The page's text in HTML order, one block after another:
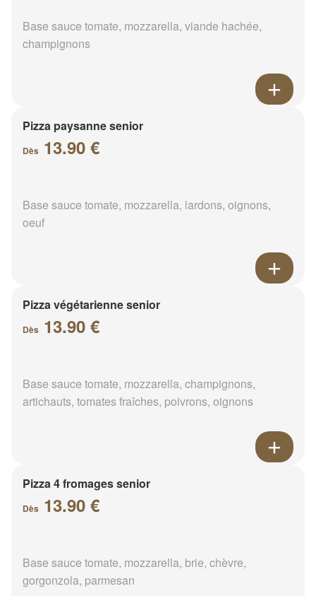
Base sauce tomate, mozzarella, viande hachée,
champignons
Pizza paysanne senior
Dès 13.90 €
Base sauce tomate, mozzarella, lardons, oignons,
oeuf
Pizza végétarienne senior
Dès 13.90 €
Base sauce tomate, mozzarella, champignons,
artichauts, tomates fraîches, poivrons, oignons
Pizza 4 fromages senior
Dès 13.90 €
Base sauce tomate, mozzarella, brie, chèvre,
gorgonzola, parmesan